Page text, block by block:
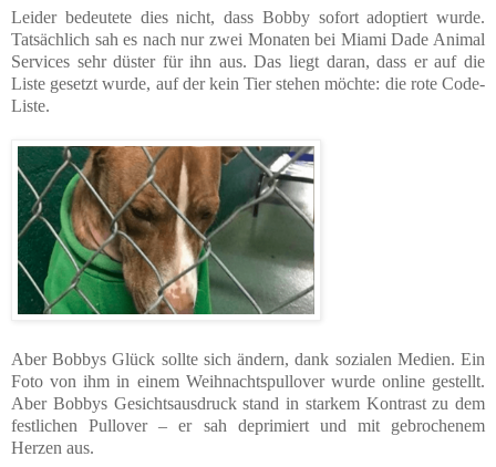
Leider bedeutete dies nicht, dass Bobby sofort adoptiert wurde.
Tatsächlich sah es nach nur zwei Monaten bei Miami Dade Animal
Services sehr düster für ihn aus. Das liegt daran, dass er auf die
Liste gesetzt wurde, auf der kein Tier stehen möchte: die rote Code-
Liste.
Aber Bobbys Glück sollte sich ändern, dank sozialen Medien. Ein
Foto von ihm in einem Weihnachtspullover wurde online gestellt.
Aber Bobbys Gesichtsausdruck stand in starkem Kontrast zu dem
festlichen Pullover – er sah deprimiert und mit gebrochenem
Herzen aus.